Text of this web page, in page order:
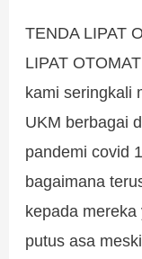
TENDA LIPAT
LIPAT
kami seringkali
UKM berbagai
pandemi covid
bagaimana
kepada
putus asa